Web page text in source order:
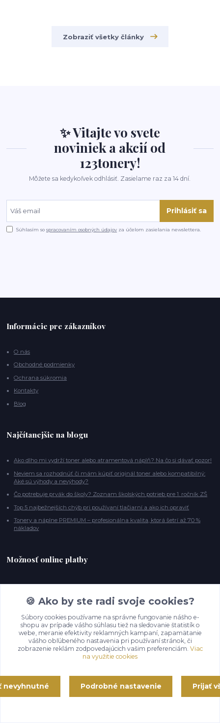
Zobraziť všetky články
✨ Vitajte vo svete
noviniek a akcií od
123tonery!
Môžete sa kedykoľvek odhlásiť. Zasielame raz za 14 dní.
Prihlásiť sa
Súhlasím sospracovaním osobných údajov za účelom zasielania newslettera.
Informácie pre zákazníkov
O nás
Obchodné podmienky
Ochrana súkromia
Kontakty
Blog
Najčítanejšie na blogu
Ako dlho mi vydrží toner alebo atramentová náplň? Na čo si dávať pozor!
Neviem sa rozhodnúť či mám kúpiť originál toner alebo kompatibilný:
Aké sú výhody a nevýhody?
Čo potrebuje prvák do školy? Zoznam školských potrieb pre 1. ročník ZŠ
Top 5 najbežnejších chýb pri používaní tlačiarní a ako ich opraviť
Tonery a náplne PREMIUM – profesionálna kvalita, ktorá šetrí až 70 %
nákladov
Možnosť online platby
Kontakty
Zavolajte nám.
0914 409 999
(Po-Pia, 8-14 hod.)
info@123tonery.com
🍪 Ako by ste radi svoje cookies?
Súbory cookies používame na správne fungovanie nášho e-
shopu av prípade vášho súhlasu tiež na sledovanie štatistík o
webe, meranie efektivity reklamných kampaní, zapamätanie
vášho obľúbeného nastavenia pri používaní stránok, či
zobrazenie reklám zodpovedajúcich vašim preferenciám. Viac
na využitie cookies
nevyhnutné Podrobné nastavenie Prijať